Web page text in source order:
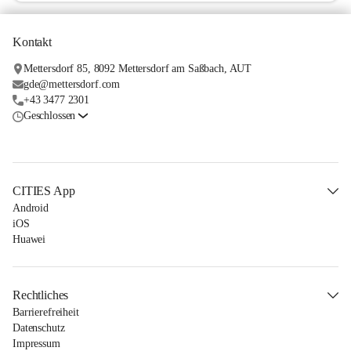
Kontakt
Mettersdorf 85, 8092 Mettersdorf am Saßbach, AUT
gde@mettersdorf.com
+43 3477 2301
Geschlossen
CITIES App
Android
iOS
Huawei
Rechtliches
Barrierefreiheit
Datenschutz
Impressum